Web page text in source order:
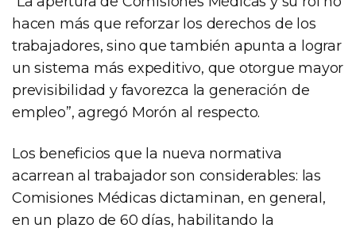
hacen más que reforzar los derechos de los
trabajadores, sino que también apunta a lograr
un sistema más expeditivo, que otorgue mayor
previsibilidad y favorezca la generación de
empleo”, agregó Morón al respecto.
Los beneficios que la nueva normativa
acarrean al trabajador son considerables: las
Comisiones Médicas dictaminan, en general,
en un plazo de 60 días, habilitando la